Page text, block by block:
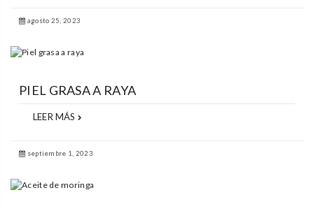
agosto 25, 2023
PIEL GRASA A RAYA
LEER MÁS
septiembre 1, 2023